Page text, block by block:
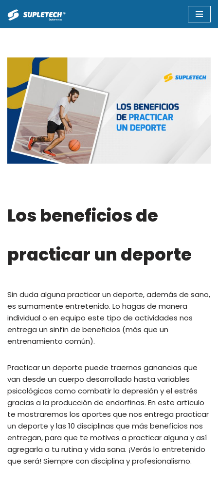
Saltar
Los beneficios de
practicar un deporte
Sin duda alguna practicar un deporte, además de sano,
es sumamente entretenido. Lo hagas de manera
individual o en equipo este tipo de actividades nos
entrega un sinfín de beneficios (más que un
entrenamiento común).
Practicar un deporte puede traernos ganancias que
van desde un cuerpo desarrollado hasta variables
psicológicas como combatir la depresión y el estrés
gracias a la producción de endorfinas. En este artículo
te mostraremos los aportes que nos entrega practicar
un deporte y las 10 disciplinas que más beneficios nos
entregan, para que te motives a practicar alguna y así
agregarla a tu rutina y vida sana. ¡Verás lo entretenido
que será! Siempre con disciplina y profesionalismo.